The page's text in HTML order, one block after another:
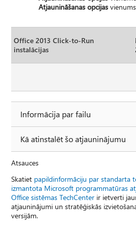
Atjaunināšanas opcijas
Office 2013 Click-to-Run
instalācijas
Informācija par failu
Kā atinstalēt šo atjauninājumu
Atsauces
Skatiet papildinformāciju par standarta
izmantota Microsoft programmatūras
Office sistēmas TechCenter ir ietverti
atjauninājumi un stratēģiskās
versijām.